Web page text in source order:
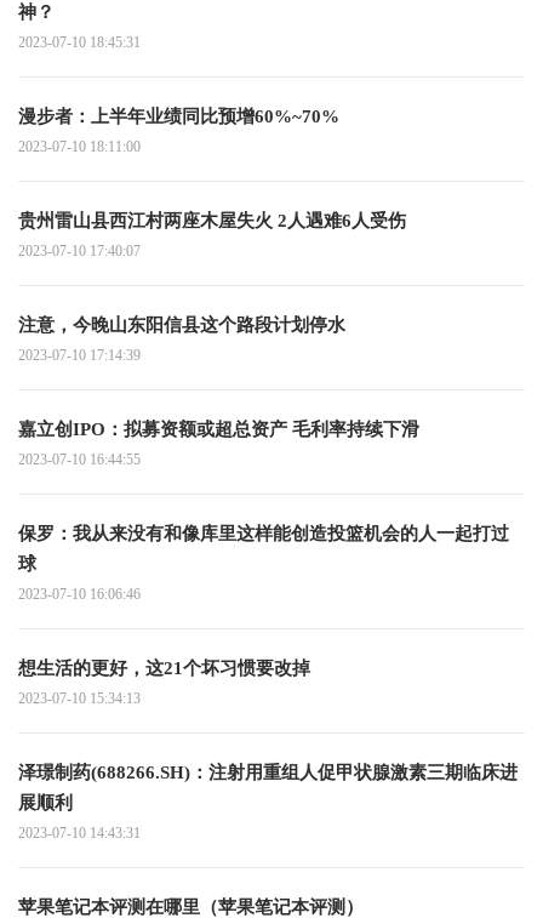
神？
2023-07-10 18:45:31
漫步者：上半年业绩同比预增60%~70%
2023-07-10 18:11:00
贵州雷山县西江村两座木屋失火 2人遇难6人受伤
2023-07-10 17:40:07
注意，今晚山东阳信县这个路段计划停水
2023-07-10 17:14:39
嘉立创IPO：拟募资额或超总资产 毛利率持续下滑
2023-07-10 16:44:55
保罗：我从来没有和像库里这样能创造投篮机会的人一起打过
球
2023-07-10 16:06:46
想生活的更好，这21个坏习惯要改掉
2023-07-10 15:34:13
泽璟制药(688266.SH)：注射用重组人促甲状腺激素三期临床进
展顺利
2023-07-10 14:43:31
苹果笔记本评测在哪里（苹果笔记本评测）